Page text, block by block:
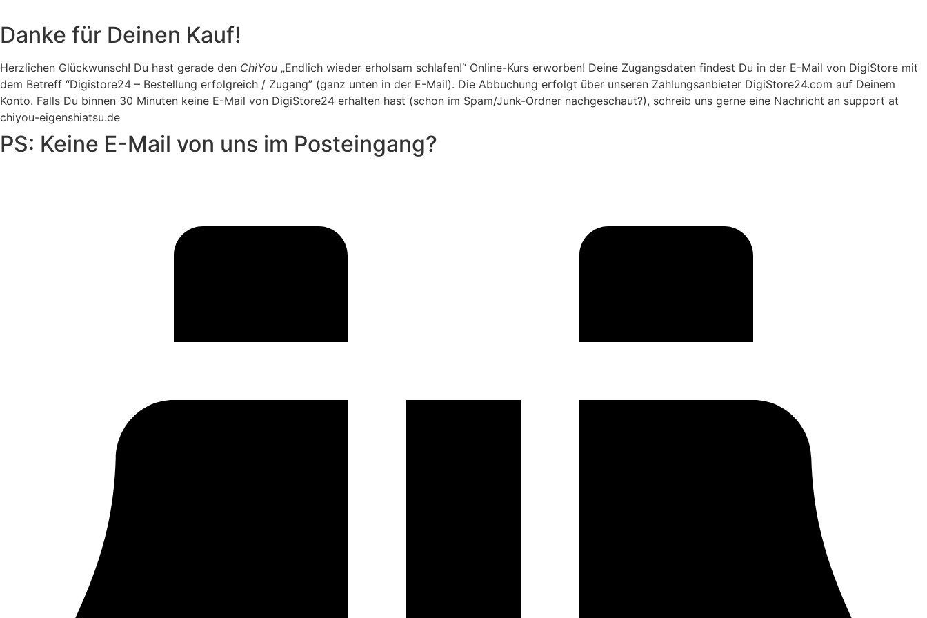
Danke für Deinen Kauf!
Herzlichen Glückwunsch! Du hast gerade den ChiYou „Endlich wieder erholsam schlafen!“ Online-Kurs erworben! Deine Zugangsdaten findest Du in der E-Mail von DigiStore mit
dem Betreff “Digistore24 – Bestellung erfolgreich / Zugang” (ganz unten in der E-Mail). Die Abbuchung erfolgt über unseren Zahlungsanbieter DigiStore24.com auf Deinem
Konto. Falls Du binnen 30 Minuten keine E-Mail von DigiStore24 erhalten hast (schon im Spam/Junk-Ordner nachgeschaut?), schreib uns gerne eine Nachricht an support at
chiyou-eigenshiatsu.de
PS: Keine E-Mail von uns im Posteingang?